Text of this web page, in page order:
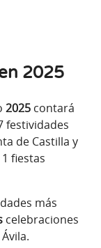
2025
2025 contará
festividades
de Castilla y
fiestas
más
celebraciones